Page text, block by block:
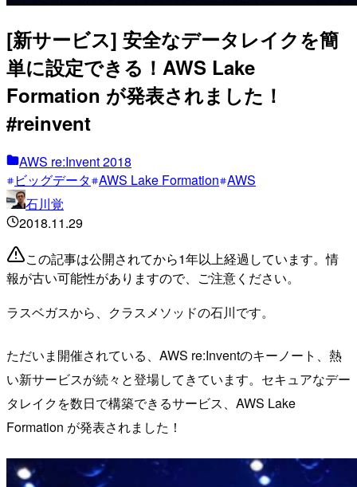
[新サービス] 安全なデータレイクを簡
単に設定できる！AWS Lake
Formation が発表されました！
#reinvent
AWS re:Invent 2018
ビッグデータ AWS Lake Formation AWS
石川覚
2018.11.29
この記事は公開されてから1年以上経過しています。情
報が古い可能性がありますので、ご注意ください。
ラスベガスから、クラスメソッドの石川です。
ただいま開催されている、AWS re:Inventのキーノート、熱
い新サービスが続々と登場してきています。セキュアなデー
タレイクを数日で構築できるサービス、AWS Lake
Formation が発表されました！